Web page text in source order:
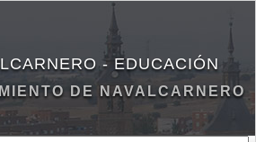
- EDUCACIÓN
DE NAVALCARNERO